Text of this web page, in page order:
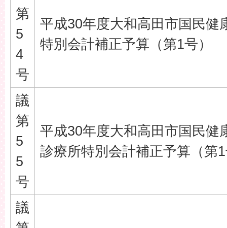
第
5
4
号
平成30年度大和高田市国民健
特別会計補正予算（第1号）
議
第
5
5
号
平成30年度大和高田市国民健
診療所特別会計補正予算（第
議